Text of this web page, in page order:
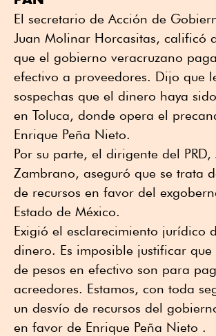
El secretario de Acción de
Juan Molinar Horcasitas, calificó
que el gobierno veracruzano
efectivo a proveedores. Dijo que
sospechas que el dinero haya
en Toluca, donde opera el
Enrique Peña Nieto.
Por su parte, el dirigente del PRD,
Zambrano, aseguró que se trata
de recursos en favor del
Estado de México.
Exigió el esclarecimiento jurídico
dinero. Es imposible justificar
de pesos en efectivo son para
acreedores. Estamos, con toda
un desvío de recursos del
en favor de Enrique Peña Nieto .